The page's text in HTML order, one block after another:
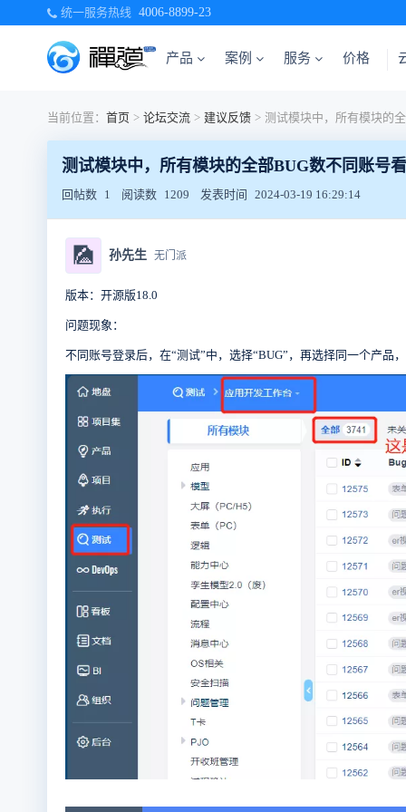
统一服务热线 4006-8899-23
产品 案例 服务 价格
当前位置： 首页 > 论坛交流 > 建议反馈 >
测试模块中，所有模块的全部BUG数不同账号
回帖数 1 阅读数 1209 发表时间 2024-03-19 16:29:14
🎑 孙先生 无门派
版本：开源版18.0
问题现象：
不同账号登录后，在“测试”中，选择“BUG”，再选择同一个产品